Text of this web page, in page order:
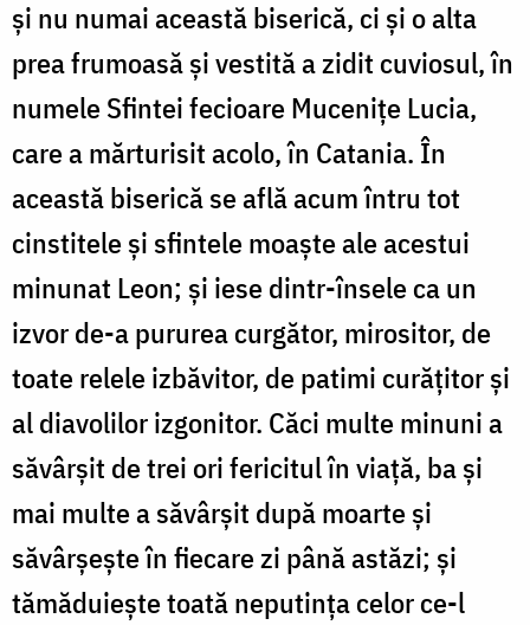
și nu numai această biserică, ci și o alta
prea frumoasă și vestită a zidit cuviosul, în
numele Sfintei fecioare Mucenițe Lucia,
care a mărturisit acolo, în Catania. În
această biserică se află acum întru tot
cinstitele și sfintele moaște ale acestui
minunat Leon; și iese dintr-însele ca un
izvor de-a pururea curgător, mirositor, de
toate relele izbăvitor, de patimi curățitor și
al diavolilor izgonitor. Căci multe minuni a
săvârșit de trei ori fericitul în viață, ba și
mai multe a săvârșit după moarte și
săvârșește în fiecare zi până astăzi; și
tămăduiește toată neputința celor ce-l